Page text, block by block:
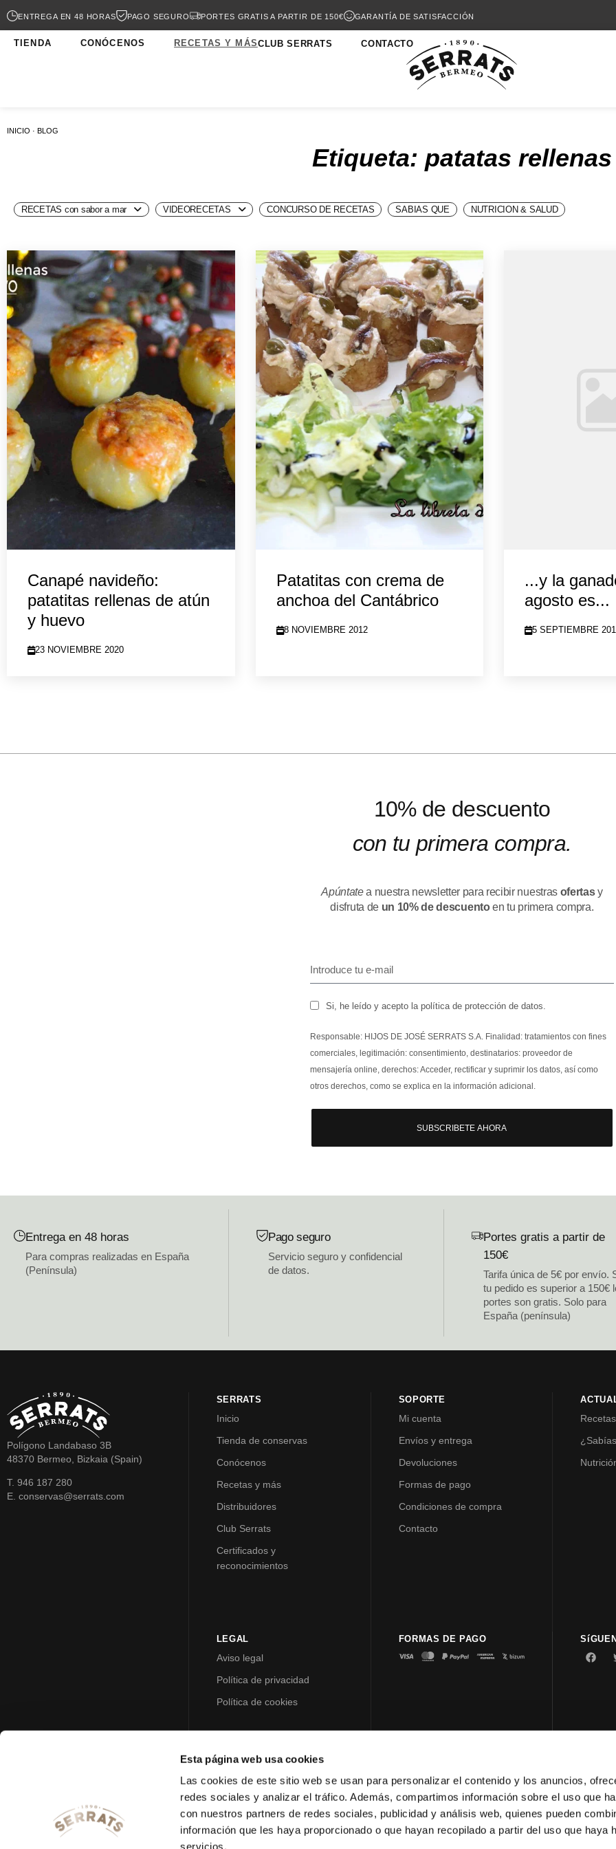
Esta página web usa cookies
Las cookies de este sitio web se usan para personalizar el contenido y los anuncios,
redes sociales y analizar el tráfico. Además, compartimos información sobre el uso que
con nuestros partners de redes sociales, publicidad y análisis web, quienes pueden
información que les haya proporcionado o que hayan recopilado a partir del uso que haya
servicios.
ENTREGA EN 48 HORAS PAGO SEGURO PORTES GRATIS A PARTIR DE 150€ GARANTÍA DE SATISFACCIÓN
TIENDA CONÓCENOS RECETAS Y MÁSCLUB SERRATS CONTACTO
INICIO · BLOG
Etiqueta: patatas rellenas
RECETAS con sabor a mar VIDEORECETAS CONCURSO DE RECETAS SABIAS QUE NUTRICION & SALUD
Canapé navideño:
patatitas rellenas de atún
y huevo
23 NOVIEMBRE 2020
Patatitas con crema de
anchoa del Cantábrico
8 NOVIEMBRE 2012
...y la
agosto es...
5 SEPTIEMBRE
10% de descuento
con tu primera compra.
Apúntatea nuestra newsletter para recibir nuestras ofertasy
disfruta de un 10% de descuentoen tu primera compra.
Si, he leído y acepto la política de protección de datos.
Responsable: HIJOS DE JOSÉ SERRATS S.A. Finalidad: tratamientos con fines
comerciales, legitimación: consentimiento, destinatarios: proveedor de
mensajería online, derechos: Acceder, rectificar y suprimir los datos, así como
otros derechos, como se explica en la información adicional.
SUBSCRIBETE AHORA
Entrega en 48 horas
Para compras realizadas en España
(Península)
Pago seguro
Servicio seguro y confidencial
de datos.
Portes gratis a partir de
150€
Tarifa única de 5€ por envío.
tu pedido es superior a 150€
portes son gratis. Solo para
España (península)
Polígono Landabaso 3B
48370 Bermeo, Bizkaia (Spain)
T. 946 187 280
E. conservas@serrats.com
SERRATS
Inicio
Tienda de conservas
Conócenos
Recetas y más
Distribuidores
Club Serrats
Certificados y
reconocimientos
SOPORTE
Mi cuenta
Envíos y entrega
Devoluciones
Formas de pago
Condiciones de compra
Contacto
Recetas
LEGAL
Aviso legal
Política de privacidad
Política de cookies
FORMAS DE PAGO
© 2023